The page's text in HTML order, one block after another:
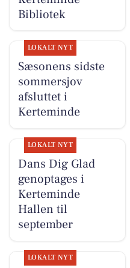
Bibliotek
LOKALT NYT
Sæsonens sidste
sommersjov
afsluttet i
Kerteminde
LOKALT NYT
Dans Dig Glad
genoptages i
Kerteminde
Hallen til
september
LOKALT NYT